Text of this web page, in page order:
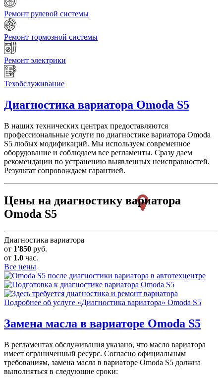
Ремонт рулевой системы
Ремонт тормозной системы
Ремонт электрики
Техобслуживание
Диагностика вариатора Omoda S5
В наших технических центрах предоставляются
профессиональные услуги по диагностике вариатора Omoda
S5 любых модификаций. Мы используем современное
оборудование и соблюдаем все регламенты. Сразу даем
рекомендации по устранению выявленных неисправностей.
Результат сопровождаем гарантией.
Цены на диагностику вариатора
Omoda S5
Диагностика вариатора
от 1'850 руб.
от 1.0 час.
Все цены
Подробнее об услуге «Диагностика вариатора» Omoda S5
Замена масла в вариаторе Omoda S5
В регламентах обслуживания указано, что масло вариатора
имеет ограниченный ресурс. Согласно официальным
требованиям, замена масла в вариаторе Omoda S5 должна
выполняться в следующие сроки: